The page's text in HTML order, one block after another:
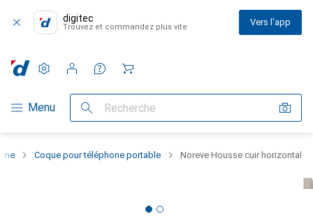
digitec
Trouvez et commandez plus vite Vers l'app
Navigation par catégorie
Menu Recherche
Paramètres
Compte client
Listes de comparaison
Listes d'envies
Panier
Coque pour téléphone portable Noreve Housse cuir horizontal